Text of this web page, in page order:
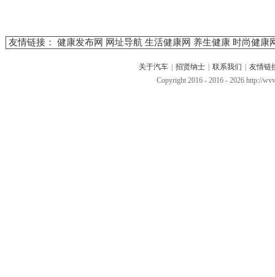
友情链接： 健康发布网 网址导航 生活健康网 养生健康 时尚健康
关于汽车 招贤纳士 联系我们
友情链
Copyright 2016 - 2016 -2026 http://